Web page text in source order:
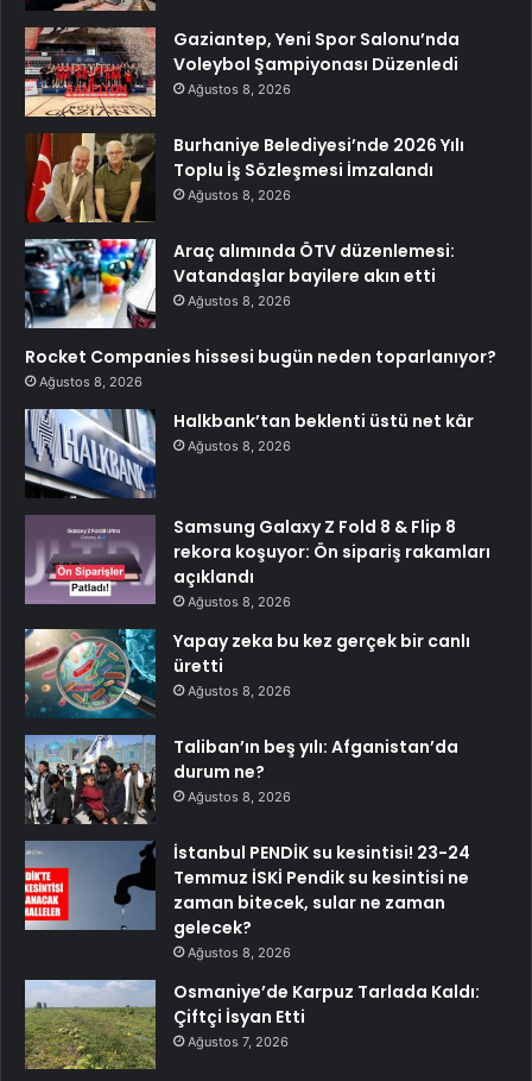
Gaziantep, Yeni Spor Salonu’nda
Voleybol Şampiyonası Düzenledi
Ağustos 8, 2026
Burhaniye Belediyesi’nde 2026 Yılı
Toplu İş Sözleşmesi İmzalandı
Ağustos 8, 2026
Araç alımında ÖTV düzenlemesi:
Vatandaşlar bayilere akın etti
Ağustos 8, 2026
Rocket Companies hissesi bugün neden toparlanıyor?
Ağustos 8, 2026
Halkbank’tan beklenti üstü net kâr
Ağustos 8, 2026
Samsung Galaxy Z Fold 8 & Flip 8
rekora koşuyor: Ön sipariş rakamları
açıklandı
Ağustos 8, 2026
Yapay zeka bu kez gerçek bir canlı
üretti
Ağustos 8, 2026
Taliban’ın beş yılı: Afganistan’da
durum ne?
Ağustos 8, 2026
İstanbul PENDİK su kesintisi! 23-24
Temmuz İSKİ Pendik su kesintisi ne
zaman bitecek, sular ne zaman
gelecek?
Ağustos 8, 2026
Osmaniye’de Karpuz Tarlada Kaldı:
Çiftçi İsyan Etti
Ağustos 7, 2026